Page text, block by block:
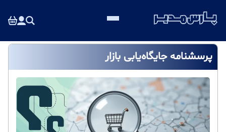
پرسشنامه جایگاه‌یابی بازار